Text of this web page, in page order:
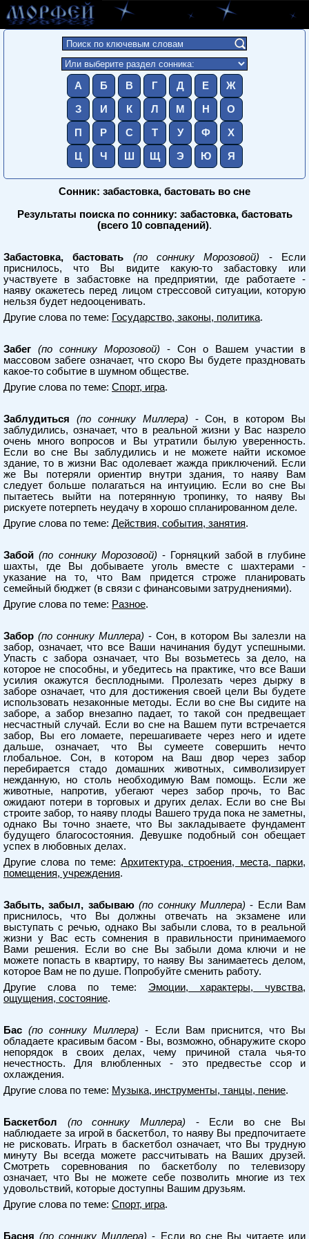
А Б В Г Д Е Ж
З И К Л М Н О
П Р С Т У Ф Х
Ц Ч Ш Щ Э Ю Я
Сонник: забастовка, бастовать во сне
Результаты поиска по соннику: забастовка, бастовать
(всего 10 совпадений).
Забастовка, бастовать (по соннику Морозовой) - Если
приснилось, что Вы видите какую-то забастовку или
участвуете в забастовке на предприятии, где работаете -
наяву окажетесь перед лицом стрессовой ситуации, которую
нельзя будет недооценивать.
Другие слова по теме: Государство, законы, политика.
Забег (по соннику Морозовой) - Сон о Вашем участии в
массовом забеге означает, что скоро Вы будете праздновать
какое-то событие в шумном обществе.
Другие слова по теме: Спорт, игра.
Заблудиться (по соннику Миллера) - Сон, в котором Вы
заблудились, означает, что в реальной жизни у Вас назрело
очень много вопросов и Вы утратили былую уверенность.
Если во сне Вы заблудились и не можете найти искомое
здание, то в жизни Вас одолевает жажда приключений. Если
же Вы потеряли ориентир внутри здания, то наяву Вам
следует больше полагаться на интуицию. Если во сне Вы
пытаетесь выйти на потерянную тропинку, то наяву Вы
рискуете потерпеть неудачу в хорошо спланированном деле.
Другие слова по теме: Действия, события, занятия.
Забой (по соннику Морозовой) - Горняцкий забой в глубине
шахты, где Вы добываете уголь вместе с шахтерами -
указание на то, что Вам придется строже планировать
семейный бюджет (в связи с финансовыми затруднениями).
Другие слова по теме: Разное.
Забор (по соннику Миллера) - Сон, в котором Вы залезли на
забор, означает, что все Ваши начинания будут успешными.
Упасть с забора означает, что Вы возьметесь за дело, на
которое не способны, и убедитесь на практике, что все Ваши
усилия окажутся бесплодными. Пролезать через дырку в
заборе означает, что для достижения своей цели Вы будете
использовать незаконные методы. Если во сне Вы сидите на
заборе, а забор внезапно падает, то такой сон предвещает
несчастный случай. Если во сне на Вашем пути встречается
забор, Вы его ломаете, перешагиваете через него и идете
дальше, означает, что Вы сумеете совершить нечто
глобальное. Сон, в котором на Ваш двор через забор
перебирается стадо домашних животных, символизирует
нежданную, но столь необходимую Вам помощь. Если же
животные, напротив, убегают через забор прочь, то Вас
ожидают потери в торговых и других делах. Если во сне Вы
строите забор, то наяву плоды Вашего труда пока не заметны,
однако Вы точно знаете, что Вы закладываете фундамент
будущего благосостояния. Девушке подобный сон обещает
успех в любовных делах.
Другие слова по теме:Архитектура, строения, места, парки,
помещения, учреждения.
Забыть, забыл, забываю (по соннику Миллера) - Если Вам
приснилось, что Вы должны отвечать на экзамене или
выступать с речью, однако Вы забыли слова, то в реальной
жизни у Вас есть сомнения в правильности принимаемого
Вами решения. Если во сне Вы забыли дома ключи и не
можете попасть в квартиру, то наяву Вы занимаетесь делом,
которое Вам не по душе. Попробуйте сменить работу.
Другие слова по теме: Эмоции, характеры, чувства,
ощущения, состояние.
Бас (по соннику Миллера) - Если Вам приснится, что Вы
обладаете красивым басом - Вы, возможно, обнаружите скоро
непорядок в своих делах, чему причиной стала чья-то
нечестность. Для влюбленных - это предвестье ссор и
охлаждения.
Другие слова по теме: Музыка, инструменты, танцы, пение.
Баскетбол (по соннику Миллера) - Если во сне Вы
наблюдаете за игрой в баскетбол, то наяву Вы предпочитаете
не рисковать. Играть в баскетбол означает, что Вы трудную
минуту Вы всегда можете рассчитывать на Ваших друзей.
Смотреть соревнования по баскетболу по телевизору
означает, что Вы не можете себе позволить многие из тех
удовольствий, которые доступны Вашим друзьям.
Другие слова по теме: Спорт, игра.
Басня (по соннику Миллера) - Если во сне Вы читаете или